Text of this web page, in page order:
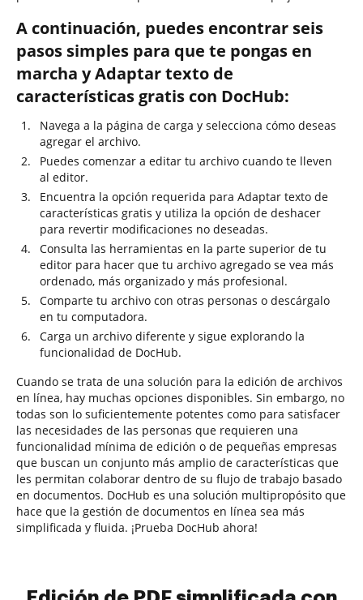
A continuación, puedes encontrar seis
pasos simples para que te pongas en
marcha y Adaptar texto de
características gratis con DocHub:
Navega a la página de carga y selecciona cómo deseas
agregar el archivo.
Puedes comenzar a editar tu archivo cuando te lleven
al editor.
Encuentra la opción requerida para Adaptar texto de
características gratis y utiliza la opción de deshacer
para revertir modificaciones no deseadas.
Consulta las herramientas en la parte superior de tu
editor para hacer que tu archivo agregado se vea más
ordenado, más organizado y más profesional.
Comparte tu archivo con otras personas o descárgalo
en tu computadora.
Carga un archivo diferente y sigue explorando la
funcionalidad de DocHub.
Cuando se trata de una solución para la edición de archivos
en línea, hay muchas opciones disponibles. Sin embargo, no
todas son lo suficientemente potentes como para satisfacer
las necesidades de las personas que requieren una
funcionalidad mínima de edición o de pequeñas empresas
que buscan un conjunto más amplio de características que
les permitan colaborar dentro de su flujo de trabajo basado
en documentos. DocHub es una solución multipropósito que
hace que la gestión de documentos en línea sea más
simplificada y fluida. ¡Prueba DocHub ahora!